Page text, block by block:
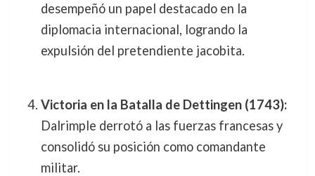
desempeñó un papel destacado en la
diplomacia internacional, logrando la
expulsión del pretendiente jacobita.
Victoria en la Batalla de Dettingen (1743):
Dalrimple derrotó a las fuerzas francesas y
consolidó su posición como comandante
militar.